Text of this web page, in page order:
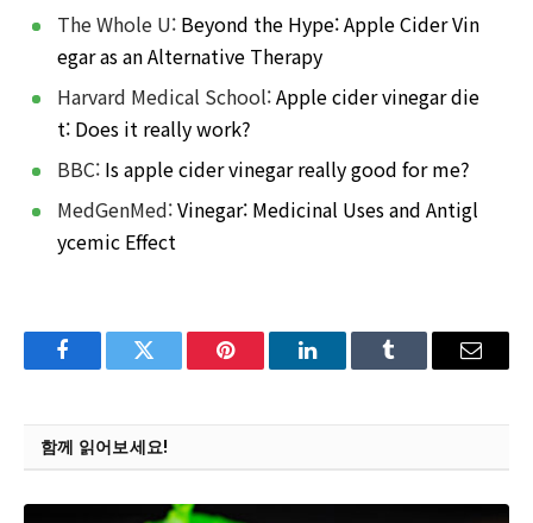
The Whole U: Beyond the Hype: Apple Cider Vin
egar as an Alternative Therapy
Harvard Medical School:Apple cider vinegar die
t: Does it really work?
BBC: Is apple cider vinegar really good for me?
MedGenMed:Vinegar: Medicinal Uses and Antigl
ycemic Effect
FacebookTwitter Pinterest LinkedInTumblr Email
함께 읽어보세요!